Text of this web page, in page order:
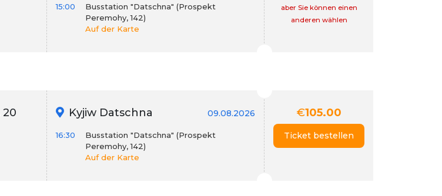
15:00
Busstation "Datschna" (Prospekt
Peremohy, 142)
Auf der Karte
aber Sie können einen
anderen wählen
20
Kyjiw Datschna 09.08.2026
16:30
Busstation "Datschna" (Prospekt
Peremohy, 142)
Auf der Karte
€105.00
Ticket bestellen